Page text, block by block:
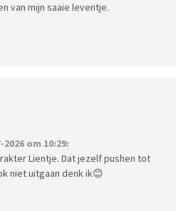
van mijn saaie leventje.
om 10:29:
Lientje. Dat jezelf pushen tot
niet uitgaan denk ik😊